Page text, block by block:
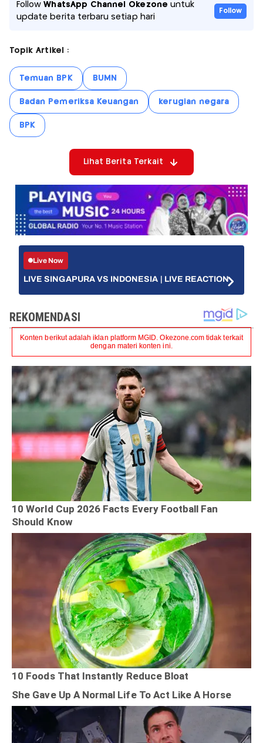
FollowWhatsApp Channel Okezone untuk
update berita terbaru setiap hari
Follow
Topik Artikel :
Temuan BPK BUMN
Badan Pemeriksa Keuangan kerugian negara
BPK
Lihat Berita Terkait
Live Now
LIVE SINGAPURA VS INDONESIA | LIVE REACTION